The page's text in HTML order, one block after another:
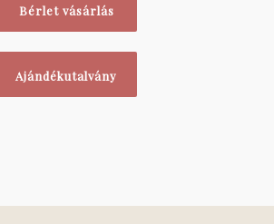
Bérlet vásárlás
Ajándékutalvány